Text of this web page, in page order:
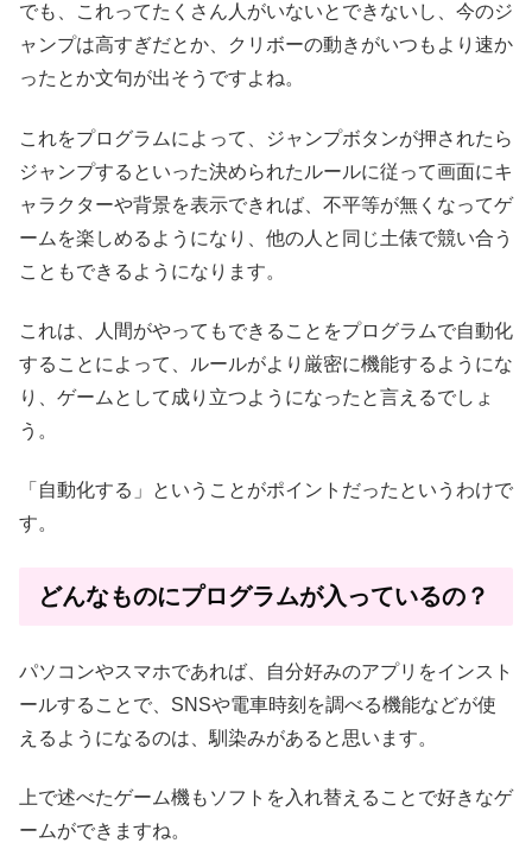
でも、これってたくさん人がいないとできないし、今のジ
ャンプは高すぎだとか、クリボーの動きがいつもより速か
ったとか文句が出そうですよね。
これをプログラムによって、ジャンプボタンが押されたら
ジャンプするといった決められたルールに従って画面にキ
ャラクターや背景を表示できれば、不平等が無くなってゲ
ームを楽しめるようになり、他の人と同じ土俵で競い合う
こともできるようになります。
これは、人間がやってもできることをプログラムで自動化
することによって、ルールがより厳密に機能するようにな
り、ゲームとして成り立つようになったと言えるでしょ
う。
「自動化する」ということがポイントだったというわけで
す。
どんなものにプログラムが入っているの？
パソコンやスマホであれば、自分好みのアプリをインスト
ールすることで、SNSや電車時刻を調べる機能などが使
えるようになるのは、馴染みがあると思います。
上で述べたゲーム機もソフトを入れ替えることで好きなゲ
ームができますね。